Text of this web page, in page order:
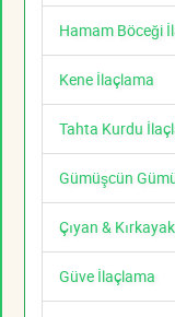
Hamam Böceği
Kene İlaçlama
Tahta Kurdu
Gümüşcün
Çıyan &
Güve İlaçlama